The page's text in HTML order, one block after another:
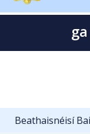
Beathaisnéisí